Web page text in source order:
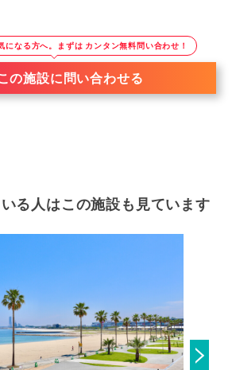
になる方へ。まずは カンタン無料問い合わせ！
の施設に問い合わせる
る人はこの施設も見ています